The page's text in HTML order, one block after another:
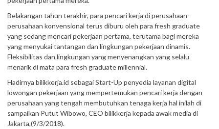
Belakangan tahun terakhir, para pencari kerja di perusahaan-
perusahaan konvensional terus diburu oleh para fresh graduate
yang sedang mencari pekerjaan pertama, terutama bagi mereka
yang menyukai tantangan dan lingkungan pekerjaan dinamis.
Fleksibilitas dan lingkungan yang menyenangkan yang selalu
menarik di mata para fresh graduate millennial.
Hadirnya bilikkerja.id sebagai Start-Up penyedia layanan digital
lowongan pekerjaan yang mempertemukan pencari kerja dengan
perusahaan yang tengah membutuhkan tenaga kerja hal inilah di
sampaikan Putut Wibowo, CEO bilikkerja kepada awak media di
Jakarta,(9/3/2018).